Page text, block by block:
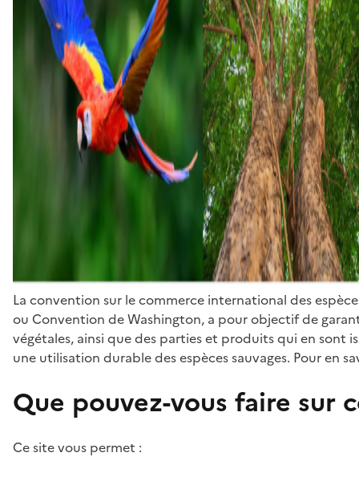
La convention sur le commerce international des
ou Convention de Washington, a pour objectif de
végétales, ainsi que des parties et produits qui en sont
une utilisation durable des espèces sauvages. Pour en
Que pouvez-vous faire sur
Ce site vous permet :